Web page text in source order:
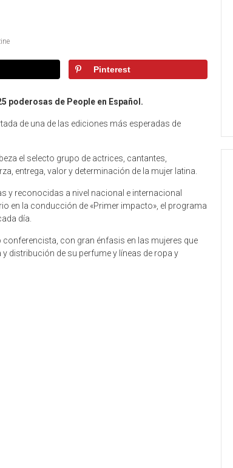
Pinterest
poderosas de People en Español.
de una de las ediciones más esperadas de
el selecto grupo de actrices, cantantes,
entrega, valor y determinación de la mujer latina.
y reconocidas a nivel nacional e internacional
en la conducción de «Primer impacto», el programa
día.
con gran énfasis en las mujeres que
distribución de su perfume y líneas de ropa y